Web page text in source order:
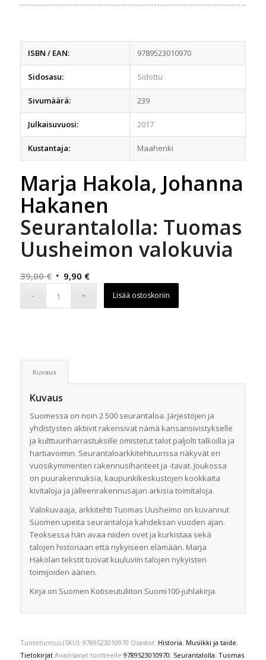
ISBN / EAN: 9789523010970
Sidosasu: Sidottu
Sivumäärä: 239
Julkaisuvuosi: 2017
Kustantaja: Maahenki
Marja Hakola, Johanna
Hakanen
Seurantalolla: Tuomas
Uusheimon valokuvia
39,00€ Alkuperäinen
9,90 €Nykyinen
Lisää ostoskoriin
Kuvaus
Kuvaus
Suomessa on noin 2 500 seurantaloa. Järjestöjen ja
yhdistysten aktiivit rakensivat nämä kansansivistykselle
ja kulttuuriharrastuksille omistetut talot paljolti talkoilla ja
hartiavoimin. Seurantaloarkkitehtuurissa näkyvät eri
vuosikymmenten rakennusihanteet ja -tavat. Joukossa
on puurakennuksia, kaupunkikeskustojen kookkaita
kivitaloja ja jälleenrakennusajan arkisia toimitaloja.
Valokuvaaja, arkkitehti Tuomas Uusheimo on kuvannut
Suomen upeita seurantaloja kahdeksan vuoden ajan.
Teoksessa hän avaa niiden ovet ja kurkistaa sekä
talojen historiaan että nykyiseen elämään. Marja
Hakolan tekstit tuovat kuuluviin talojen nykyisten
toimijoiden äänen.
Kirja on Suomen Kotiseutuliiton Suomi100-juhlakirja.
Tuotetunnus (SKU): 9789523010970 Osastot: Historia, Musiikki ja taide,
Tietokirjat Avainsanat tuotteelle 9789523010970, Seurantalolla: Tuomas